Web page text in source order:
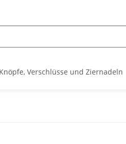
Knöpfe, Verschlüsse und Ziernadeln